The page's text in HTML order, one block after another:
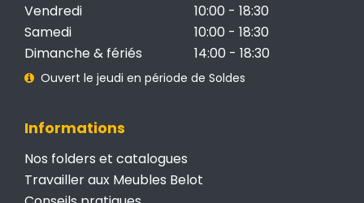
Vendredi
10:00 - 18:30
Samedi
10:00 - 18:30
Dimanche & fériés
14:00 - 18:30
Ouvert le jeudi en période de Soldes
Informations
Nos folders et catalogues
Travailler aux Meubles Belot